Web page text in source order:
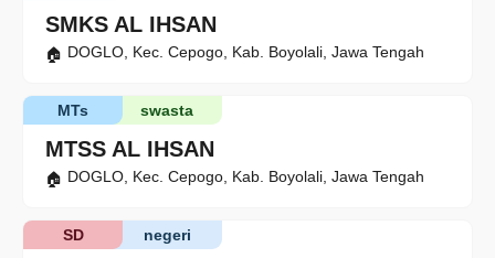
SMKS AL IHSAN
DOGLO, Kec. Cepogo, Kab. Boyolali, Jawa Tengah
MTSS AL IHSAN
swasta
MTs
DOGLO, Kec. Cepogo, Kab. Boyolali, Jawa Tengah
negeri
SD